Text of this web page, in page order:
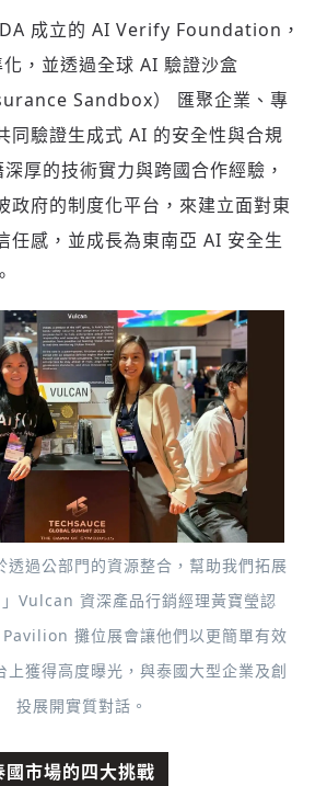
成立的 AI Verify Foundation，
，並透過全球 AI 驗證沙盒
Sandbox） 匯聚企業、專
同驗證生成式 AI 的安全性與合規
厚的技術實力與跨國合作經驗，
政府的制度化平台，來建立面對東
任感，並成長為東南亞 AI 安全生
透過公部門的資源整合，幫助我們拓展
Vulcan 資深產品行銷經理黃寶瑩認
攤位展會讓他們以更簡單有效
上獲得高度曝光，與泰國大型企業及創
投展開實質對話。
市場的四大挑戰
存為草稿 提交